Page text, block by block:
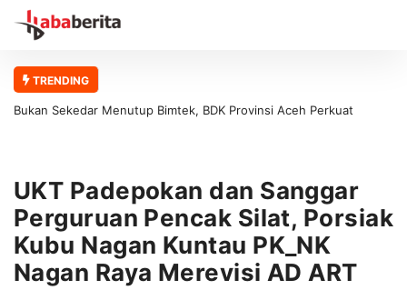
TRENDING
Bukan Sekedar Menutup Bimtek, BDK Provinsi Aceh Perkuat
UKT Padepokan dan Sanggar
Perguruan Pencak Silat, Porsiak
Kubu Nagan Kuntau PK_NK
Nagan Raya Merevisi AD ART